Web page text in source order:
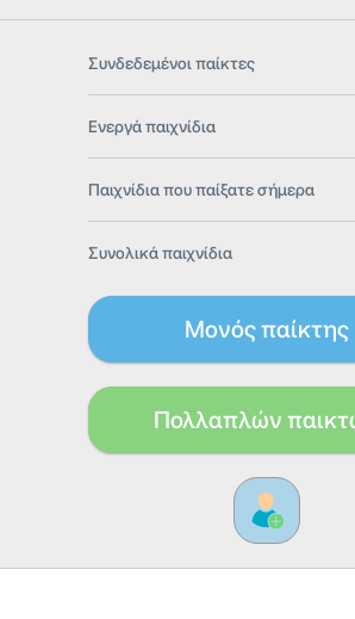
Συνδεδεμένοι παίκτες
Ενεργά παιχνίδια
Παιχνίδια που παίξατε σήμερα
Συνολικά παιχνίδια
Μονός παίκτης
Πολλαπλών